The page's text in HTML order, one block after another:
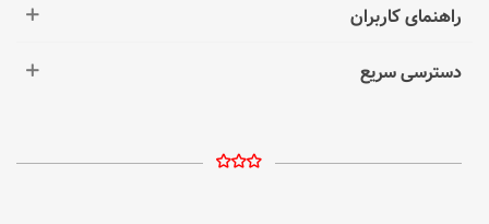
راهنمای کاربران
دسترسی سریع